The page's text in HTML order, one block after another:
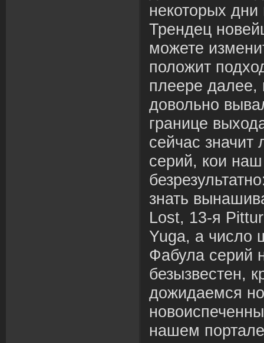
некоторых дни
Трендец
можете
положит
плеере
довольно
границе
сейчас значит
серий, кои
знать
Lost, 13-я
Yuga, а число
Фабула серий
безызвестен,
дожидаемся
нашем